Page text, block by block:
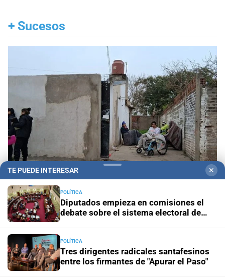
+ Sucesos
Geriátricos clandestinos"¿Para qué denunciar?":
la joven que alertó cuatro meses antes del
incendio reclama ser escuchada
Penas máximasPedirán 15 años de prisión para madre e
hija por el crimen de Jeremías Monzón
TE PUEDE INTERESAR ✕
POLÍTICA
Diputados empieza en comisiones el
debate sobre el sistema electoral de
POLÍTICA
Tres dirigentes radicales santafesinos
entre los firmantes de "Apurar el Paso"